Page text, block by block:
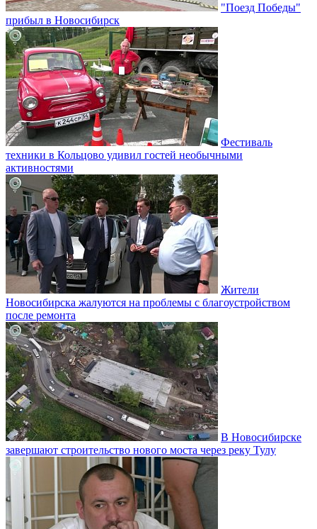
"Поезд Победы"
прибыл в Новосибирск
Фестиваль
техники в Кольцово удивил гостей необычными
активностями
Жители
Новосибирска жалуются на проблемы с благоустройством
после ремонта
В Новосибирске
завершают строительство нового моста через реку Тулу